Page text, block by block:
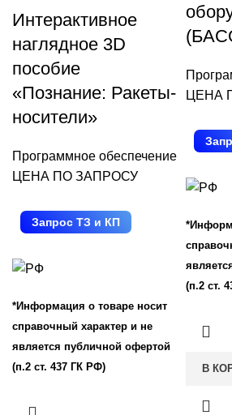
Интерактивное
наглядное 3D
пособие
«Познание: Ракеты-
носители»
Программное обеспечение
ЦЕНА ПО ЗАПРОСУ
Запрос ТЗ и КП
*Информация о товаре носит
справочный характер и не
является публичной офертой
(п.2 ст. 437 ГК РФ)
ЦЕНА
(п.2 ст.
В